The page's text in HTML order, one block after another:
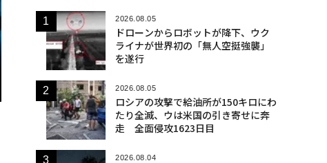
2026.08.05
ドローンからロボットが降下、ウク
ライナが世界初の「無人空挺強襲」
を遂行
2026.08.05
ロシアの攻撃で給油所が150キロにわ
たり全滅、ウは米国の引き寄せに奔
走 全面侵攻1623日目
2026.08.04